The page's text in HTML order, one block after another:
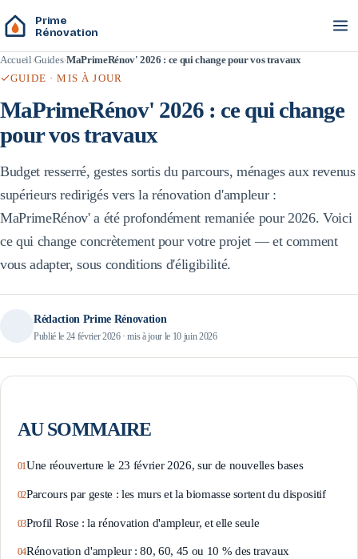
Prime
Rénovation
Accueil Guides MaPrimeRénov' 2026 : ce qui change pour vos travaux
GUIDE · MIS À JOUR
MaPrimeRénov' 2026 : ce qui change
pour vos travaux
Budget resserré, gestes sortis du parcours, ménages aux revenus
supérieurs redirigés vers la rénovation d'ampleur :
MaPrimeRénov' a été profondément remaniée pour 2026. Voici
ce qui change concrètement pour votre projet — et comment
vous adapter, sous conditions d'éligibilité.
Rédaction Prime Rénovation
Publié le 24 février 2026· mis à jour le 10 juin 2026
AU SOMMAIRE
Une réouverture le 23 février 2026, sur de nouvelles bases
Parcours par geste : les murs et la biomasse sortent du dispositif
Profil Rose : la rénovation d'ampleur, et elle seule
Rénovation d'ampleur : 80, 60, 45 ou 10 % des travaux